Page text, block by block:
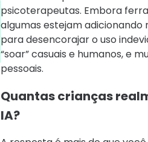
psicoterapeutas. Embora
algumas estejam adicionando
para desencorajar o uso
“soar” casuais e humanos, e
pessoais.
Quantas crianças
IA?